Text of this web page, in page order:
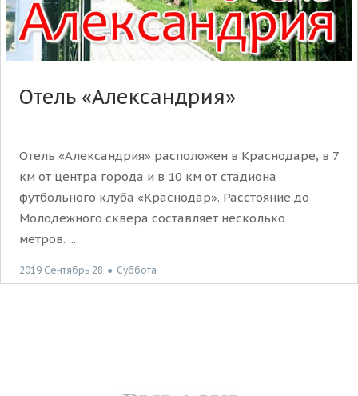
Отель «Александрия»
Отель «Александрия» расположен в Краснодаре, в 7
км от центра города и в 10 км от стадиона
футбольного клуба «Краснодар». Расстояние до
Молодежного сквера составляет несколько
метров. ...
2019 Сентябрь 28 ● Суббота